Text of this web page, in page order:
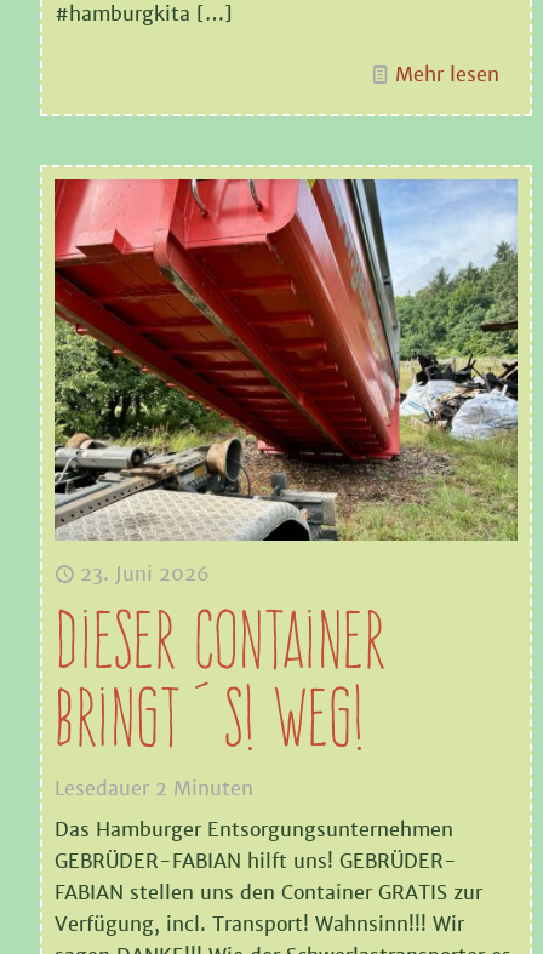
#hamburgkita […]
Mehr lesen
23. Juni 2026
Dieser Container
bringt´s! Weg!
Lesedauer 2 Minuten
Das Hamburger Entsorgungsunternehmen
GEBRÜDER-FABIAN hilft uns! GEBRÜDER-
FABIAN stellen uns den Container GRATIS zur
Verfügung, incl. Transport! Wahnsinn!!! Wir